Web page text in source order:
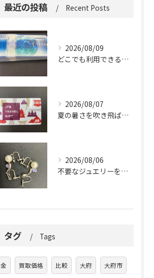
最近の投稿 Recent Posts
2026/08/09
どこでも利用できる便利さ。
2026/08/07
夏の暑さを吹き飛ばしに来てください。
2026/08/06
不要なジュエリーを眠らせていませんか？
タグ Tags
金 買取価格 比較 大府 大府市